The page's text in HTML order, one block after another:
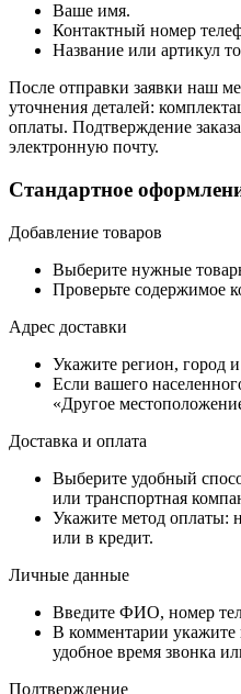
Ваше имя.
Контактный номер
Название или артикул
После отправки заявки наш
уточнения деталей:
оплаты. Подтверждение
электронную почту.
Стандартное
Добавление товаров
Выберите нужные
Проверьте содержимое
Адрес доставки
Укажите регион, город
Если вашего
«Другое
Доставка и оплата
Выберите удобный
или транспортная
Укажите метод оплаты:
или в кредит.
Личные данные
Введите ФИО, номер
В комментарии
удобное время звонка
Подтверждение